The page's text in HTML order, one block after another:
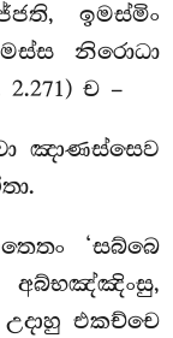
ඉමස්මිං
නිරොධා
ච –
ඤාණස්සෙව
‘සබ්බෙ
එකච්චෙ